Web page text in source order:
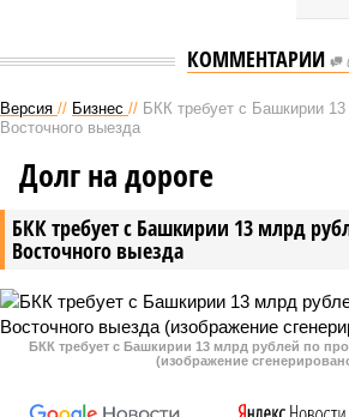
КОММЕНТАРИИ
Версия // Бизнес // БКК требует с Башкирии
Восточного выезда
БКК требует с Башкирии 13 млрд
Восточного выезда
Долг на дороге
БКК требует с Башкирии 13 млрд рублей по
(изображение